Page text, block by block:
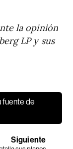
la opinión
LP y sus
fuente de
Siguiente